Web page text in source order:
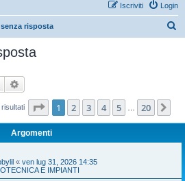
Login
Iscriviti
risposta
Cerca
Pagina di 20
1 2 3 4 5 20
Argomenti
« ven lug 31, 2026 14:35
E IMPIANTI